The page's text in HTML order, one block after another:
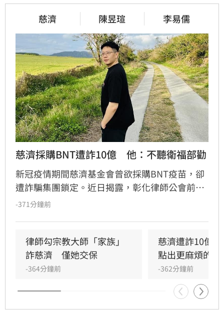
慈濟 陳昱瑄 李易儒
慈濟採購BNT遭詐10億　他：不聽衛福部勸
新冠疫情期間慈濟基金會曾欲採購BNT疫苗，卻
遭詐騙集團鎖定。近日揭露，彰化律師公會前理
事長陳昱瑄與通緝犯李易儒，佯稱有管道協助採
前桃園市議員王浩宇對此直言，當時衛福部已明
確勸阻，並強調緊急授權疫苗僅售予政府單位，
呼籲各界勿信謠言，但慈濟未聽勸告，最終不僅
資金遭詐騙，疫苗也未能順利購得。此案震驚社
會，也讓當年藍白陣營針對陳時中與政府的疫苗
採購砲轟顯得格外諷刺，再次引發輿論對當年疫
-371分鐘前
律師勾宗教大師「家族」
詐慈濟　僅她交保
-364分鐘前
慈濟遭詐10億
點出更麻煩的問
-362分鐘前